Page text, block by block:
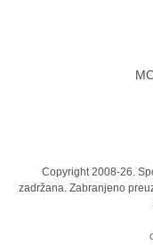
Copyright 2008-26.
zadržana. Zabranjeno